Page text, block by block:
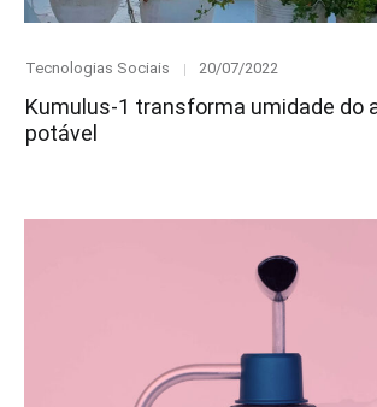
Category
Tecnologias Sociais
Posted
20/07/2022
Kumulus-1 transforma umidade do
potável